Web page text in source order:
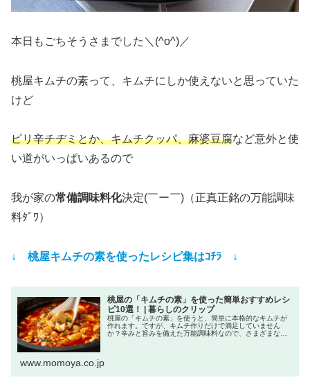
本日もごちそうさまでした＼(^o^)／
桃屋キムチの素って、キムチにしか使えないと思っていた
けど
ピリ辛チヂミとか、キムチクッパ、麻婆豆腐など意外と使
い道がいっぱいあるので
我が家の常備調味料化決定(￣ー￣)（正真正銘の万能調味
料ﾀﾞﾜ）
↓ 桃屋キムチの素を使ったレシピ集はｺﾁﾗ ↓
桃屋の「キムチの素」を使った簡単おすすめレシ
ピ10選！ | 暮らしのクリップ
桃屋の「キムチの素」を使うと、簡単に本格的なキムチが
作れます。ですが、キムチ作りだけで満足していません
か？辛みと旨みを備えた万能調味料なので、さまざまな料
www.momoya.co.jp